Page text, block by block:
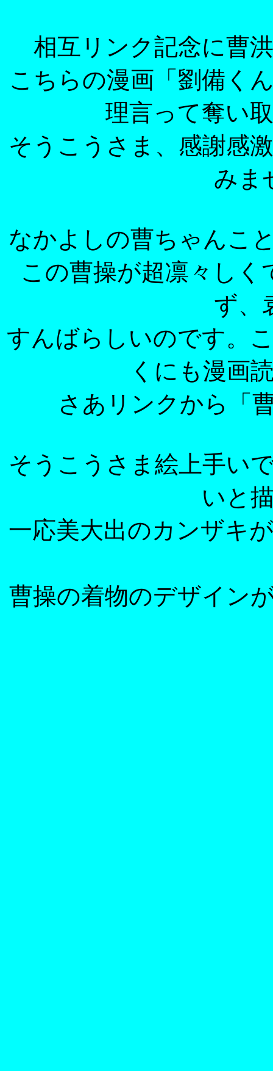
相互リンク記念に曹
こちらの漫画「劉備く
理言って奪い
そうこうさま、感謝感
みま
なかよしの曹ちゃんこ
この曹操が超凛々し
ず、
すんばらしいのです。
くにも漫画
さあリンクから「
そうこうさま絵上手い
いと
一応美大出のカンザキ
曹操の着物のデザイン